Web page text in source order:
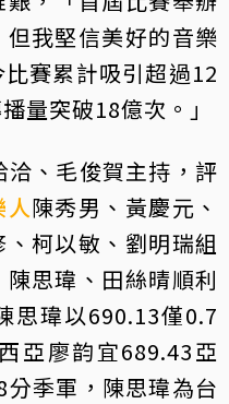
我堅信美好的音樂
賽累計吸引超過12
量突破18億次。」
、毛俊賀主持，評
人陳秀男、黃慶元、
柯以敏、劉明瑞組
思瑋、田絲晴順利
思瑋以690.13僅0.7
亞廖韵宜689.43亞
季軍，陳思瑋為台